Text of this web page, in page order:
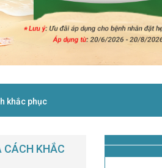
khắc phục
CÁCH KHẮC